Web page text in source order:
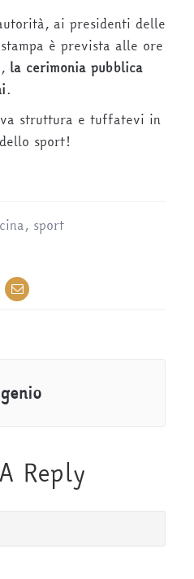
ai presidenti delle
è prevista alle ore
la cerimonia pubblica
.
struttura e tuffatevi in
sport!
, sport
Reply